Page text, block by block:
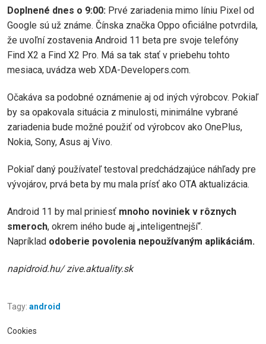
Doplnené dnes o 9:00: Prvé zariadenia mimo líniu Pixel od
Google sú už známe. Čínska značka Oppo oficiálne potvrdila,
že uvoľní zostavenia Android 11 beta pre svoje telefóny
Find X2 a Find X2 Pro. Má sa tak stať v priebehu tohto
mesiaca, uvádza web XDA-Developers.com.
Očakáva sa podobné oznámenie aj od iných výrobcov. Pokiaľ
by sa opakovala situácia z minulosti, minimálne vybrané
zariadenia bude možné použiť od výrobcov ako OnePlus,
Nokia, Sony, Asus aj Vivo.
Pokiaľ daný používateľ testoval predchádzajúce náhľady pre
vývojárov, prvá beta by mu mala prísť ako OTA aktualizácia.
Android 11 by mal priniesť mnoho noviniek v rôznych
smeroch, okrem iného bude aj „inteligentnejší“.
Napríklad odoberie povolenia nepoužívaným aplikáciám.
napidroid.hu/ zive.aktuality.sk
Tagy: android
Cookies